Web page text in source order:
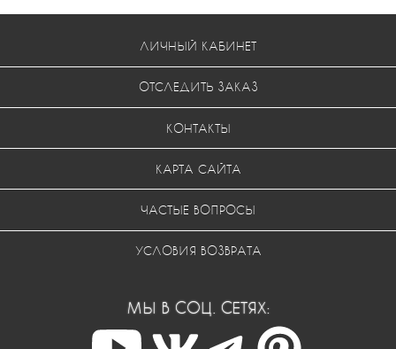
ЛИЧНЫЙ КАБИНЕТ
ОТСЛЕДИТЬ ЗАКАЗ
КОНТАКТЫ
КАРТА САЙТА
ЧАСТЫЕ ВОПРОСЫ
УСЛОВИЯ ВОЗВРАТА
МЫ В СОЦ. СЕТЯХ: